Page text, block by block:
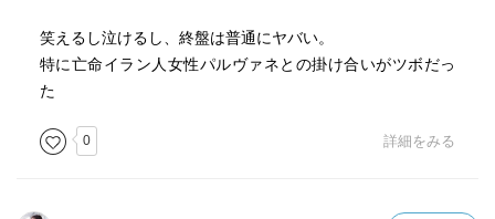
笑えるし泣けるし、終盤は普通にヤバい。
特に亡命イラン人女性パルヴァネとの掛け合いがツボだっ
た
0 詳細をみる